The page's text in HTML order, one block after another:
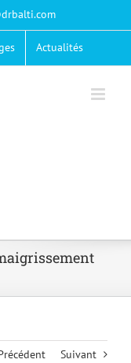
Actualités
Suivant